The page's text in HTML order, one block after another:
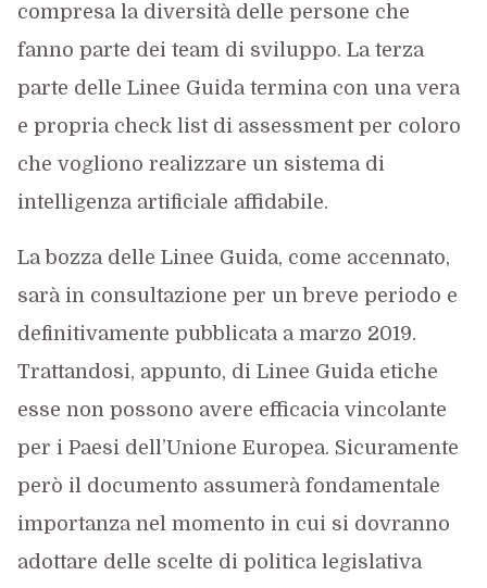
compresa la diversità delle persone che
fanno parte dei team di sviluppo. La terza
parte delle Linee Guida termina con una vera
e propria check list di assessment per coloro
che vogliono realizzare un sistema di
intelligenza artificiale affidabile.
La bozza delle Linee Guida, come accennato,
sarà in consultazione per un breve periodo e
definitivamente pubblicata a marzo 2019.
Trattandosi, appunto, di Linee Guida etiche
esse non possono avere efficacia vincolante
per i Paesi dell’Unione Europea. Sicuramente
però il documento assumerà fondamentale
importanza nel momento in cui si dovranno
adottare delle scelte di politica legislativa